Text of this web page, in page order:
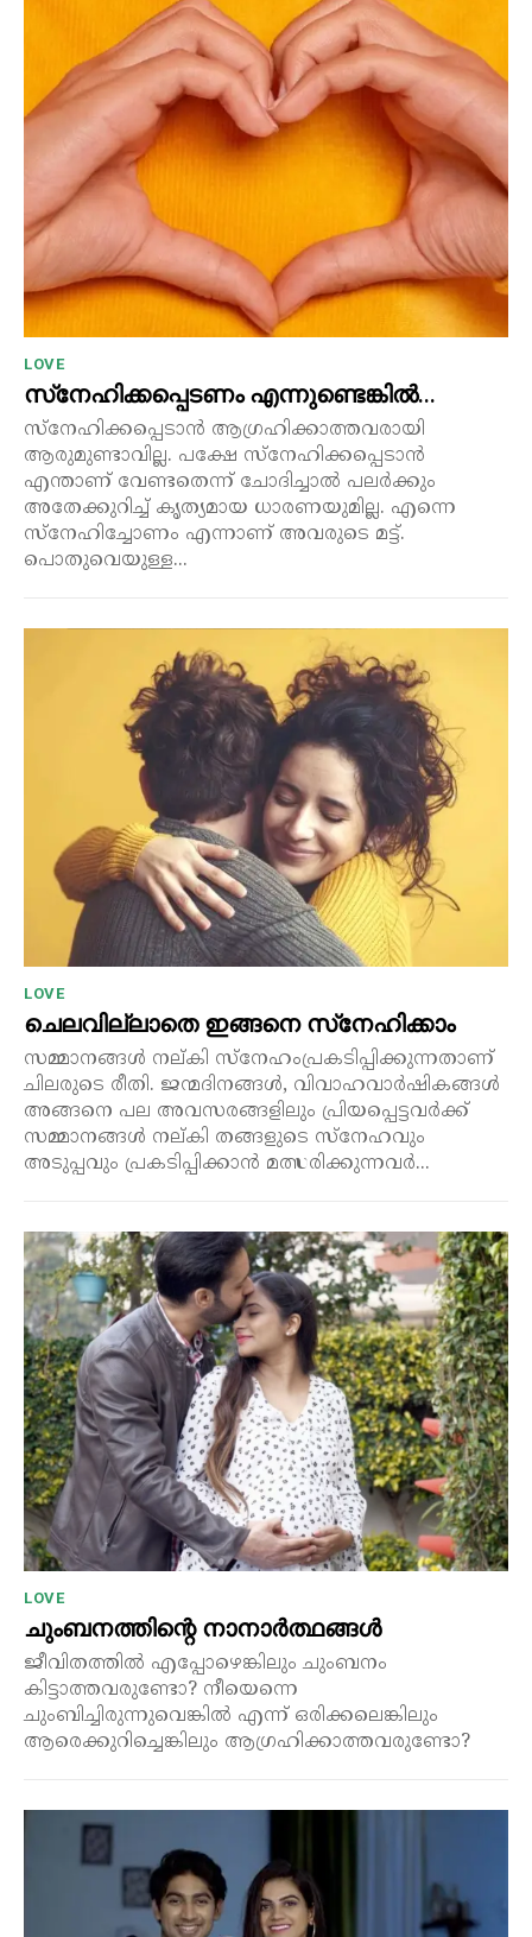
LOVE
സ്‌നേഹിക്കപ്പെടണം എന്നുണ്ടെങ്കിൽ…
സ്‌നേഹിക്കപ്പെടാൻ ആഗ്രഹിക്കാത്തവരായി
ആരുമുണ്ടാവില്ല. പക്ഷേ സ്നേഹിക്കപ്പെടാൻ
എന്താണ് വേണ്ടതെന്ന് ചോദിച്ചാൽ പലർക്കും
അതേക്കുറിച്ച് കൃത്യമായ ധാരണയുമില്ല. എന്നെ
സ്നേഹിച്ചോണം എന്നാണ് അവരുടെ മട്ട്.
പൊതുവെയുള്ള...
LOVE
ചെലവില്ലാതെ ഇങ്ങനെ സ്‌നേഹിക്കാം
സമ്മാനങ്ങൾ നല്കി സ്നേഹംപ്രകടിപ്പിക്കുന്നതാണ്
ചിലരുടെ രീതി. ജന്മദിനങ്ങൾ, വിവാഹവാർഷികങ്ങൾ
അങ്ങനെ പല അവസരങ്ങളിലും പ്രിയപ്പെട്ടവർക്ക്
സമ്മാനങ്ങൾ നല്കി തങ്ങളുടെ സ്നേഹവും
അടുപ്പവും പ്രകടിപ്പിക്കാൻ മത്സരിക്കുന്നവർ...
LOVE
ചുംബനത്തിന്റെ നാനാർത്ഥങ്ങൾ
ജീവിതത്തിൽ എപ്പോഴെങ്കിലും ചുംബനം
കിട്ടാത്തവരുണ്ടോ? നീയെന്നെ
ചുംബിച്ചിരുന്നുവെങ്കിൽ എന്ന് ഒരിക്കലെങ്കിലും
ആരെക്കുറിച്ചെങ്കിലും ആഗ്രഹിക്കാത്തവരുണ്ടോ?